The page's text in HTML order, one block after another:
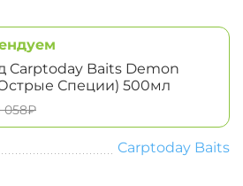
Carptoday Baits Demon
Специи) 500мл
058‍₽
Carptoday Baits